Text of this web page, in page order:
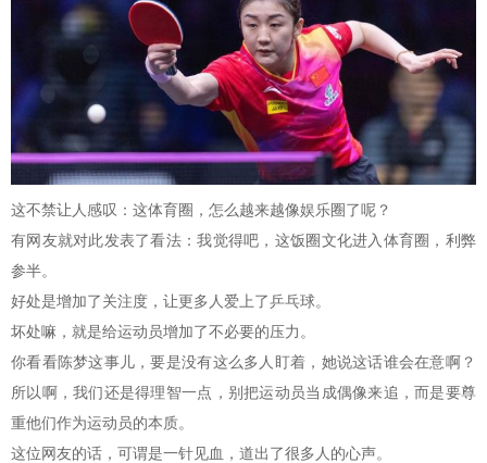
这不禁让人感叹：这体育圈，怎么越来越像娱乐圈了呢？
有网友就对此发表了看法：我觉得吧，这饭圈文化进入体育圈，利弊
参半。
好处是增加了关注度，让更多人爱上了乒乓球。
坏处嘛，就是给运动员增加了不必要的压力。
你看看陈梦这事儿，要是没有这么多人盯着，她说这话谁会在意啊？
所以啊，我们还是得理智一点，别把运动员当成偶像来追，而是要尊
重他们作为运动员的本质。
这位网友的话，可谓是一针见血，道出了很多人的心声。